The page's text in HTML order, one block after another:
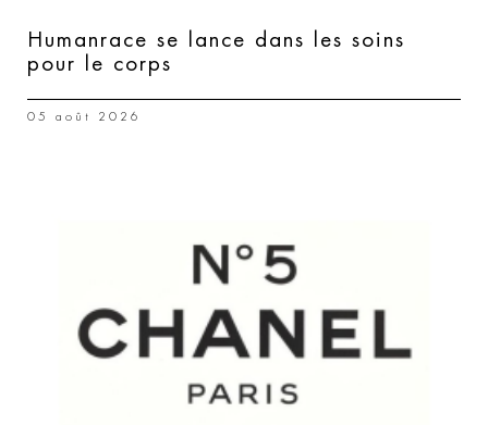
Humanrace se lance dans les soins
pour le corps
05 août 2026